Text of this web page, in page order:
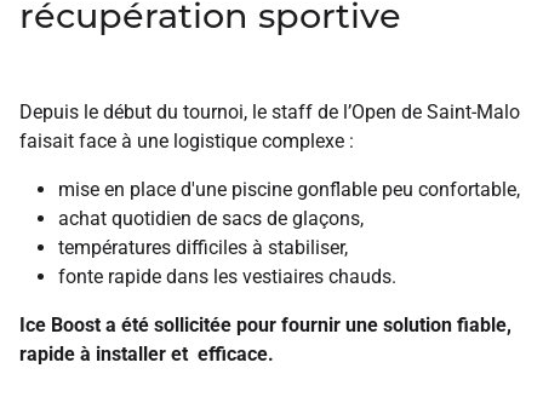
récupération sportive
Depuis le début du tournoi, le staff de l’Open de Saint-Malo
faisait face à une logistique complexe :
mise en place d'une piscine gonflable peu confortable,
achat quotidien de sacs de glaçons,
températures difficiles à stabiliser,
fonte rapide dans les vestiaires chauds.
Ice Boost a été sollicitée pour fournir une solution fiable,
rapide à installer et efficace.